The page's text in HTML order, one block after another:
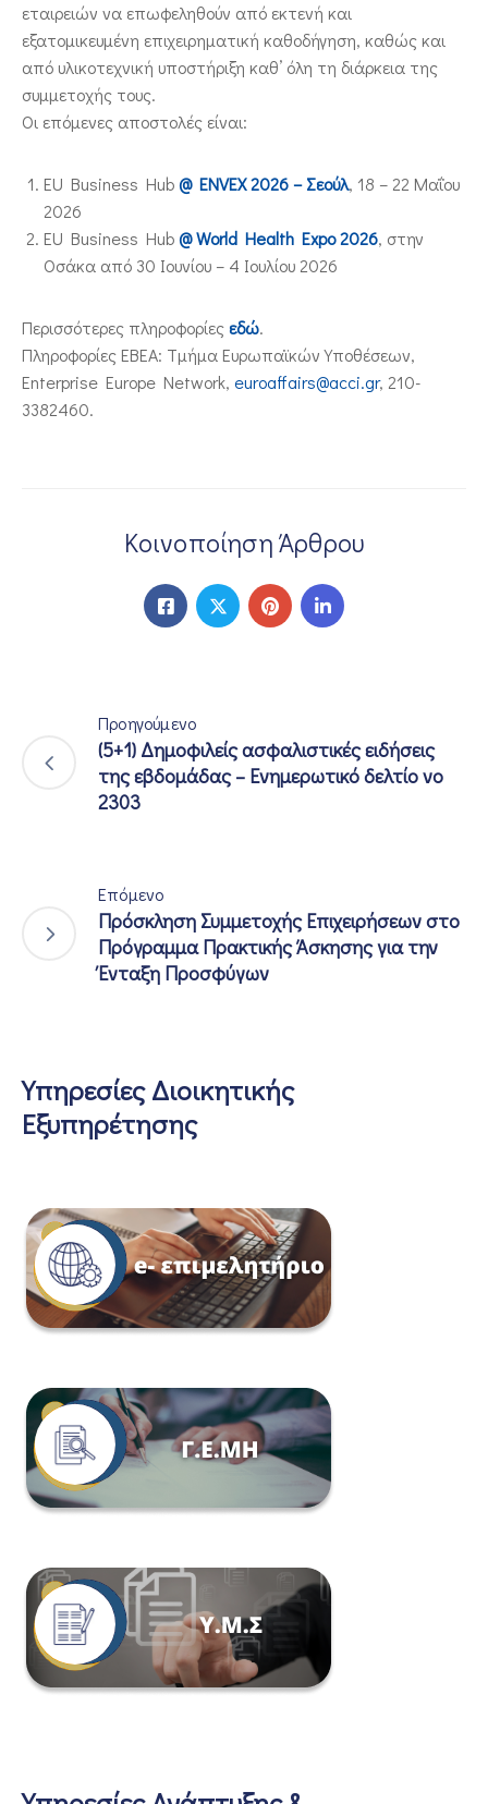
εταιρειών να επωφεληθούν από εκτενή και
εξατομικευμένη επιχειρηματική καθοδήγηση, καθώς και
από υλικοτεχνική υποστήριξη καθ’ όλη τη διάρκεια της
συμμετοχής τους.
Οι επόμενες αποστολές είναι:
EU Business Hub@ ENVEX 2026 – Σεούλ, 18 – 22 Μαΐου
2026
EU Business Hub@ World Health Expo 2026, στην
Οσάκα από 30 Ιουνίου – 4 Ιουλίου 2026
Περισσότερες πληροφορίες εδώ.
Πληροφορίες ΕΒΕΑ: Τμήμα Ευρωπαϊκών Υποθέσεων,
Enterprise Europe Network, euroaffairs@acci.gr, 210-
3382460.
Κοινοποίηση Άρθρου
Προηγούμενο
(5+1) Δημοφιλείς ασφαλιστικές ειδήσεις
της εβδομάδας – Ενημερωτικό δελτίο νο
2303
Επόμενο
Πρόσκληση Συμμετοχής Επιχειρήσεων στο
Πρόγραμμα Πρακτικής Άσκησης για την
Ένταξη Προσφύγων
Υπηρεσίες Διοικητικής
Εξυπηρέτησης